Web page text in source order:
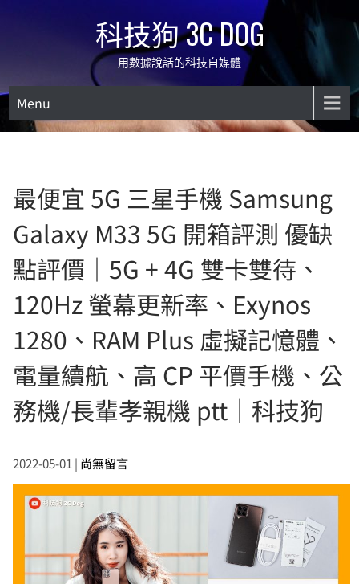
科技狗 3C DOG
用數據說話的科技自媒體
Menu
最便宜 5G 三星手機 Samsung
Galaxy M33 5G 開箱評測 優缺
點評價｜5G + 4G 雙卡雙待、
120Hz 螢幕更新率、Exynos
1280、RAM Plus 虛擬記憶體、
電量續航、高 CP 平價手機、公
務機/長輩孝親機 ptt｜科技狗
2022-05-01 | 尚無留言